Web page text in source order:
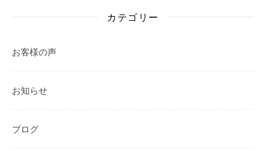
カテゴリー
お客様の声
お知らせ
ブログ